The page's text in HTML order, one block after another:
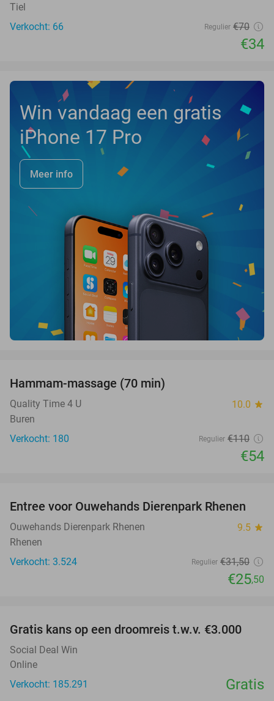
Tiel
Verkocht: 66
Regulier €70
€34
Win vandaag een gratis
iPhone 17 Pro
Meer info
OUT
Hammam-massage (70 min)
Quality Time 4 U 10.0 star
Buren
Verkocht: 180
Regulier €110
€54
19%
Entree voor Ouwehands Dierenpark Rhenen
Ouwehands Dierenpark Rhenen 9.5 star
Rhenen
Verkocht: 3.524
Regulier €31,50
€25,50
Gratis kans op een droomreis t.w.v. €3.000
Social Deal Win
Online
Verkocht: 185.291
Gratis